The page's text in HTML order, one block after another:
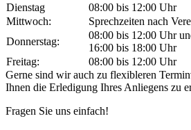
Dienstag
08:00 bis 12:00 Uhr
Mittwoch:
Sprechzeiten nach
Donnerstag:
08:00 bis 12:00 Uhr
16:00 bis 18:00 Uhr
Freitag:
08:00 bis 12:00 Uhr
Gerne sind wir auch zu flexibleren
Ihnen die Erledigung Ihres Anliegens zu
Fragen Sie uns einfach!